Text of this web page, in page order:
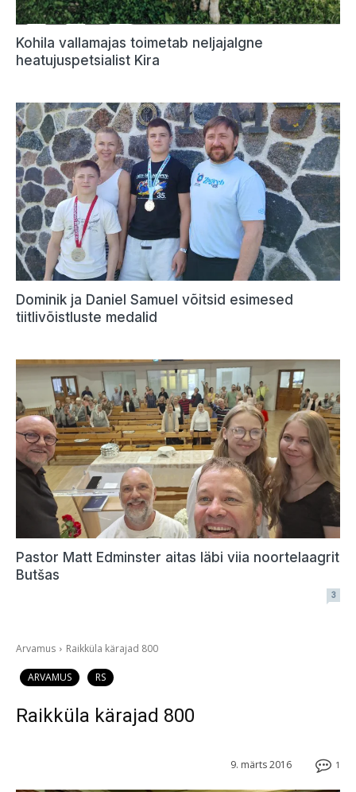
Kohila vallamajas toimetab neljajalgne
heatujuspetsialist Kira
Dominik ja Daniel Samuel võitsid esimesed
tiitlivõistluste medalid
Pastor Matt Edminster aitas läbi viia noortelaagrit
Butšas
3